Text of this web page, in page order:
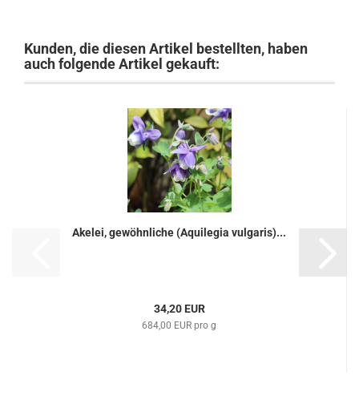
Kunden, die diesen Artikel bestellten, haben
auch folgende Artikel gekauft:
Akelei, gewöhnliche (Aquilegia vulgaris)...
34,20 EUR
684,00 EUR pro g